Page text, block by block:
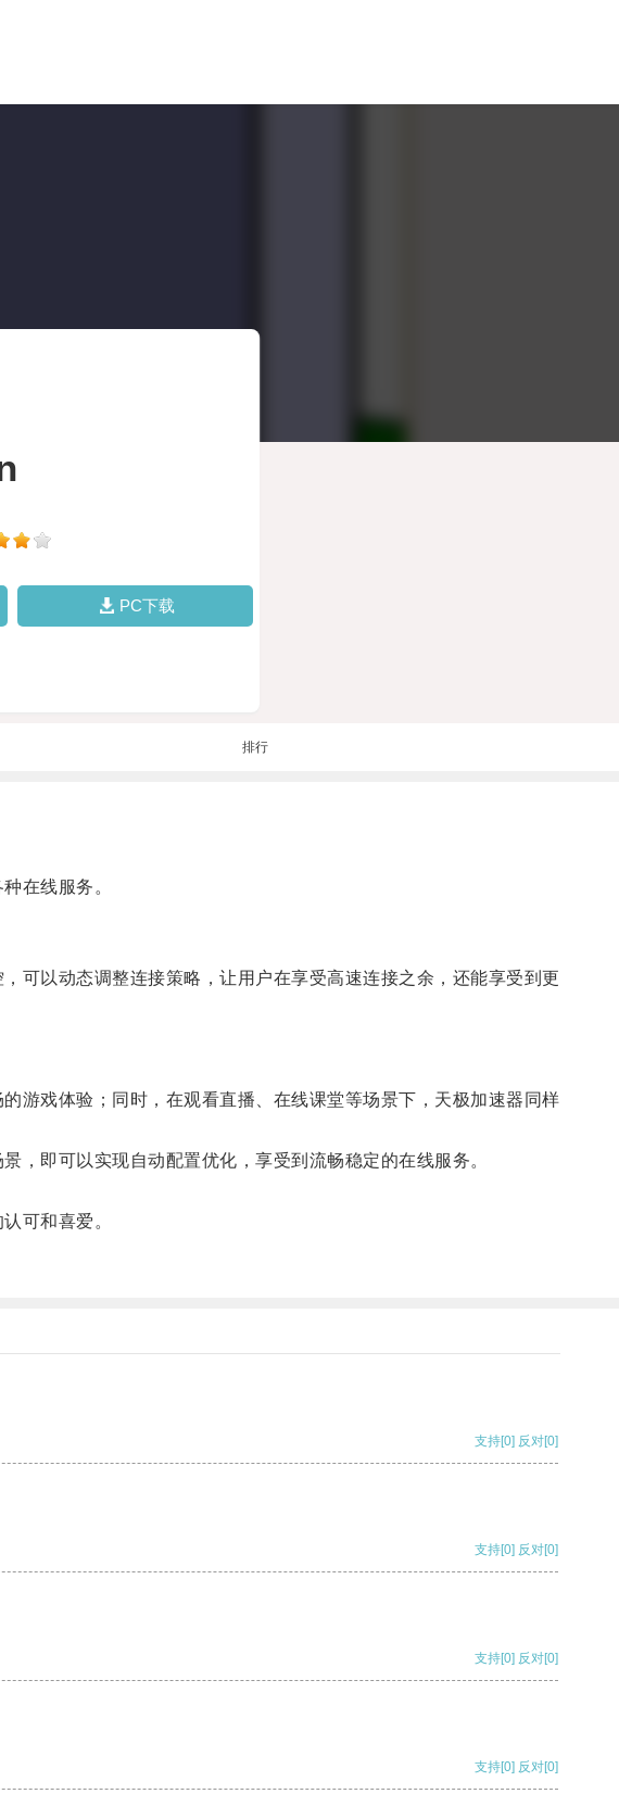
PC下载
排行
在线服务。
以动态调整连接策略，让用户在享受高速连接之余，还能享受到更
戏体验；同时，在观看直播、在线课堂等场景下，天极加速器同样
即可以实现自动配置优化，享受到流畅稳定的在线服务。
可和喜爱。
支持[0] 反对[0]
支持[0] 反对[0]
支持[0] 反对[0]
支持[0] 反对[0]